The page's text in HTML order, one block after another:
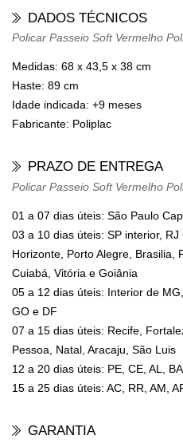
DADOS TÉCNICOS
Policar Passeio Soft Vermelho
Medidas: 68 x 43,5 x 38 cm
Haste: 89 cm
Idade indicada: +9 meses
Fabricante: Poliplac
PRAZO DE ENTREGA
Policar Passeio Soft Vermelho
01 a 07 dias úteis: São Paulo
03 a 10 dias úteis: SP interior,
Horizonte, Porto Alegre, Brasilia,
Cuiabá, Vitória e Goiânia
05 a 12 dias úteis: Interior de
GO e DF
07 a 15 dias úteis: Recife,
Pessoa, Natal, Aracaju, São Luis
12 a 20 dias úteis: PE, CE, AL,
15 a 25 dias úteis: AC, RR, AM,
GARANTIA